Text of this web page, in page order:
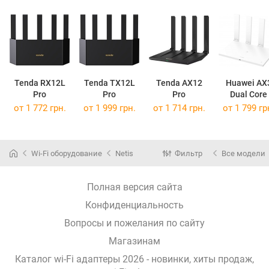
Tenda RX12L
Pro
Tenda TX12L
Pro
Tenda AX12
Pro
Huawei
Dual Core
от 1 772 грн. от 1 999 грн. от 1 714 грн. от 1 799
Wi-Fi оборудование Netis Фильтр Все модели
Полная версия сайта
Конфиденциальность
Вопросы и пожелания по сайту
Магазинам
Каталог wi-Fi адаптеры 2026 - новинки, хиты продаж,